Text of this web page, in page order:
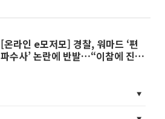
[온라인 e모저모] 경찰, 워마드 ‘편
파수사’ 논란에 반발…“이참에 진짜